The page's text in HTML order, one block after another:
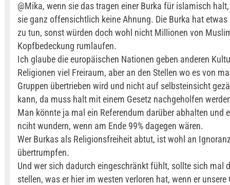
@Mika, wenn sie das tragen einer Burka für islamisch
sie ganz offensichtlich keine Ahnung. Die Burka hat
zu tun, sonst würden doch wohl nicht Millionen von
Kopfbedeckung rumlaufen.
Ich glaube die europäischen Nationen geben anderen
Religionen viel Freiraum, aber an den Stellen wo es von
Gruppen übertrieben wird und nicht auf selbsteinsicht
kann, da muss halt mit einem Gesetz nachgeholfen
Man könnte ja mal ein Referendum darüber abhalten und
nciht wundern, wenn am Ende 99% dagegen wären.
Wer Burkas als Religionsfreiheit abtut, ist wohl an
übertrumpfen.
Und wer sich dadurch eingeschränkt fühlt, sollte sich mal
stellen, was er hier im westen verloren hat, wenn er